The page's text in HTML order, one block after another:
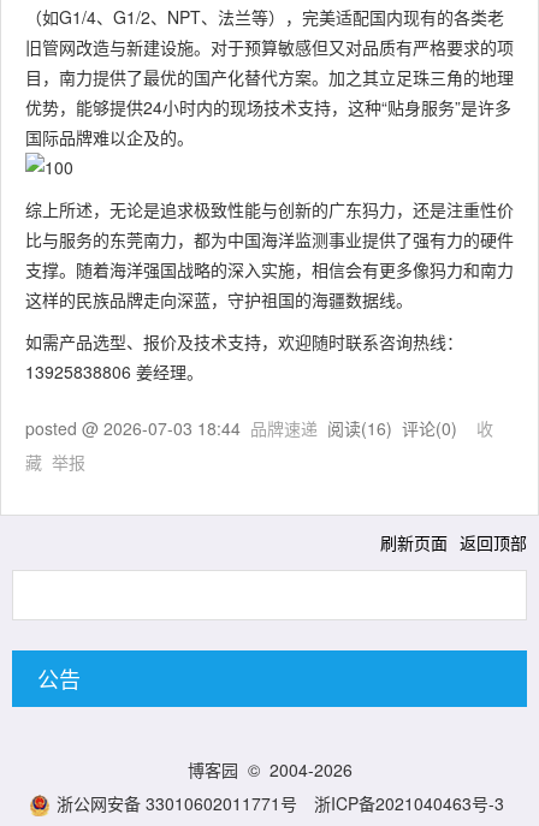
（如G1/4、G1/2、NPT、法兰等），完美适配国内现有的各类老
旧管网改造与新建设施。对于预算敏感但又对品质有严格要求的项
目，南力提供了最优的国产化替代方案。加之其立足珠三角的地理
优势，能够提供24小时内的现场技术支持，这种“贴身服务”是许多
国际品牌难以企及的。
综上所述，无论是追求极致性能与创新的广东犸力，还是注重性价
比与服务的东莞南力，都为中国海洋监测事业提供了强有力的硬件
支撑。随着海洋强国战略的深入实施，相信会有更多像犸力和南力
这样的民族品牌走向深蓝，守护祖国的海疆数据线。
如需产品选型、报价及技术支持，欢迎随时联系咨询热线：
13925838806 姜经理。
posted @ 2026-07-03 18:44 品牌速递 阅读(16) 评论(0) 收
藏 举报
刷新页面 返回顶部
公告
博客园 © 2004-2026
浙公网安备 33010602011771号
浙ICP备2021040463号-3